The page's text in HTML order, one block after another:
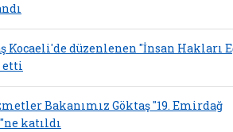
Kocaeli'de düzenlenen "İnsan Hakları
etti
Bakanımız Göktaş "19. Emirdağ
katıldı